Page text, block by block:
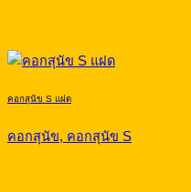
คอกสุนัข S แฝด
คอกสุนัข, คอกสุนัข S